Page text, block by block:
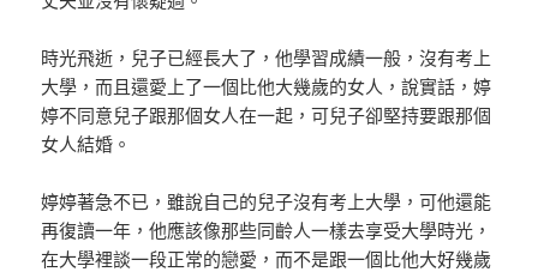
時光飛逝，兒子已經長大了，他學習成績一般，沒有考上
大學，而且還愛上了一個比他大幾歲的女人，說實話，婷
婷不同意兒子跟那個女人在一起，可兒子卻堅持要跟那個
女人結婚。
婷婷著急不已，雖說自己的兒子沒有考上大學，可他還能
再復讀一年，他應該像那些同齡人一樣去享受大學時光，
在大學裡談一段正常的戀愛，而不是跟一個比他大好幾歲